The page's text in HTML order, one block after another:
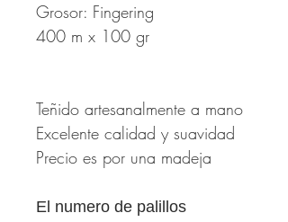
Grosor: Fingering
400 m x 100 gr
Teñido artesanalmente a mano
Excelente calidad y suavidad
Precio es por una madeja
El numero de palillos